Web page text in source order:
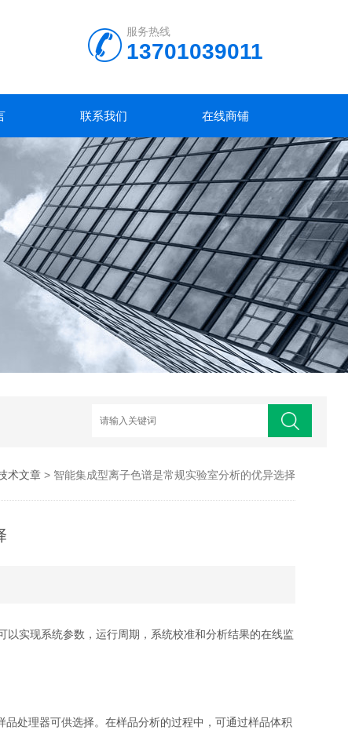
服务热线
13701039011
联系我们 在线商铺
术文章> 智能集成型离子色谱是常规实验室分析的优异选择
实现系统参数，运行周期，系统校准和分析结果的在线监
处理器可供选择。在样品分析的过程中，可通过样品体积